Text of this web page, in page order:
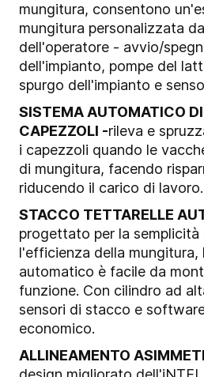
mungitura, consentono
mungitura personalizzata
dell'operatore - avvio/
dell'impianto, pompe del
spurgo dell'impianto e
SISTEMA AUTOMATICO
CAPEZZOLI -rileva e
i capezzoli quando le
di mungitura, facendo
riducendo il carico di lavoro.
STACCO TETTARELLE
progettato per la semplicità
l'efficienza della
automatico è facile da
funzione. Con cilindro ad
sensori di stacco e
economico.
ALLINEAMENTO